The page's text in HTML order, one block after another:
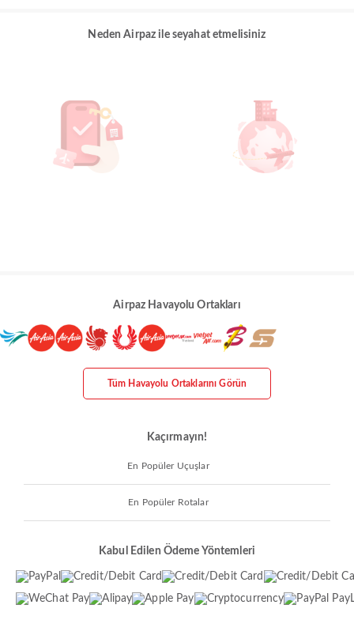
Neden Airpaz ile seyahat etmelisiniz
Airpaz Havayolu Ortakları
Tüm Havayolu Ortaklarını Görün
Kaçırmayın!
En Popüler Uçuşlar
En Popüler Rotalar
Kabul Edilen Ödeme Yöntemleri